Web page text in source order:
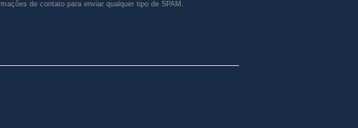
de contato para enviar qualquer tipo de SPAM.